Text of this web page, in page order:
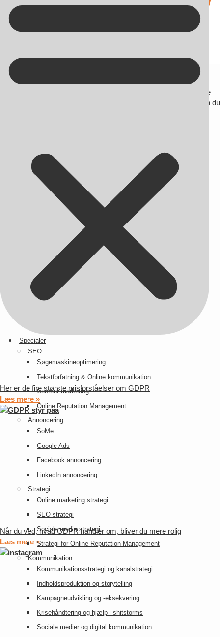
Kontakt på +45 70 13 63 23
Specialer
SEO
Søgemaskineoptimering
Tekstforfatning & Online kommunikation
Content marketing
Online Reputation Management
Annoncering
SoMe
Google Ads
Facebook annoncering
LinkedIn annoncering
Strategi
Online marketing strategi
SEO strategi
Sociale medie strategi
Strategi for Online Reputation Management
Kommunikation
Kommunikationsstrategi og kanalstrategi
Indholdsproduktion og storytelling
Kampagneudvikling og -eksekvering
Krisehåndtering og hjælp i shitstorms
Sociale medier og digital kommunikation
Persondataforordningen
Her finder du blogindlæg om SEO og andre nyheder omhandlende
online markedsføring. Du får desuden gode råd og tips til, hvordan du
Har du en Facebookside, har du også ansvar for dataen derfra
Her er de fire største misforståelser om GDPR
Læs mere »
Når du ved, hvad GDPR handler om, bliver du mere rolig
Læs mere »